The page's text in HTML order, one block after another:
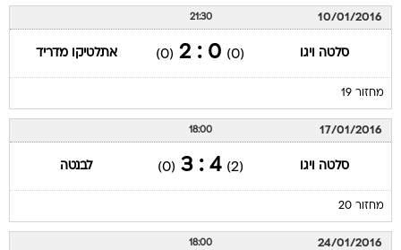
10/01/2016
21:30
סלטה ויגו (0)
0 : 2
(0) אתלטיקו מדריד
מחזור 19
17/01/2016
18:00
סלטה ויגו (2)
4 : 3
(0) לבנטה
מחזור 20
24/01/2016
18:00